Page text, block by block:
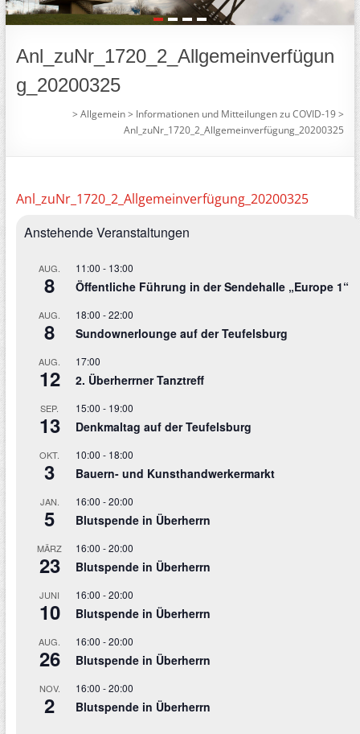
1 2 3 4
Anl_zuNr_1720_2_Allgemeinverfügun
g_20200325
>Allgemein> Informationen und Mitteilungen zu COVID-19>
Anl_zuNr_1720_2_Allgemeinverfügung_20200325
Anl_zuNr_1720_2_Allgemeinverfügung_20200325
Anstehende Veranstaltungen
AUG.
8
11:00 - 13:00
Öffentliche Führung in der Sendehalle „Europe 1“
AUG.
8
18:00 -22:00
Sundownerlounge auf der Teufelsburg
AUG.
12
17:00
2. Überherrner Tanztreff
SEP.
13
15:00 - 19:00
Denkmaltag auf der Teufelsburg
OKT.
3
10:00 - 18:00
Bauern- und Kunsthandwerkermarkt
JAN.
5
16:00 -20:00
Blutspende in Überherrn
MÄRZ
23
16:00 -20:00
Blutspende in Überherrn
JUNI
10
16:00 -20:00
Blutspende in Überherrn
AUG.
26
16:00 -20:00
Blutspende in Überherrn
NOV.
2
16:00 -20:00
Blutspende in Überherrn